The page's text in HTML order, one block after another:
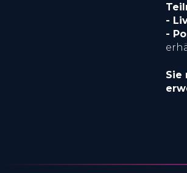
-
-
Sie